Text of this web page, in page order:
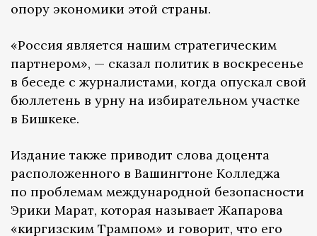
опору экономики этой страны.
«Россия является нашим стратегическим
партнером», — сказал политик в воскресенье
в беседе с журналистами, когда опускал свой
бюллетень в урну на избирательном участке
в Бишкеке.
Издание также приводит слова доцента
расположенного в Вашингтоне Колледжа
по проблемам международной безопасности
Эрики Марат, которая называет Жапарова
«киргизским Трампом» и говорит, что его